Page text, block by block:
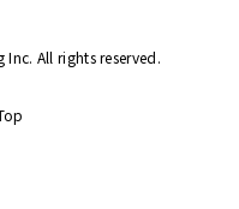
All rights reserved.